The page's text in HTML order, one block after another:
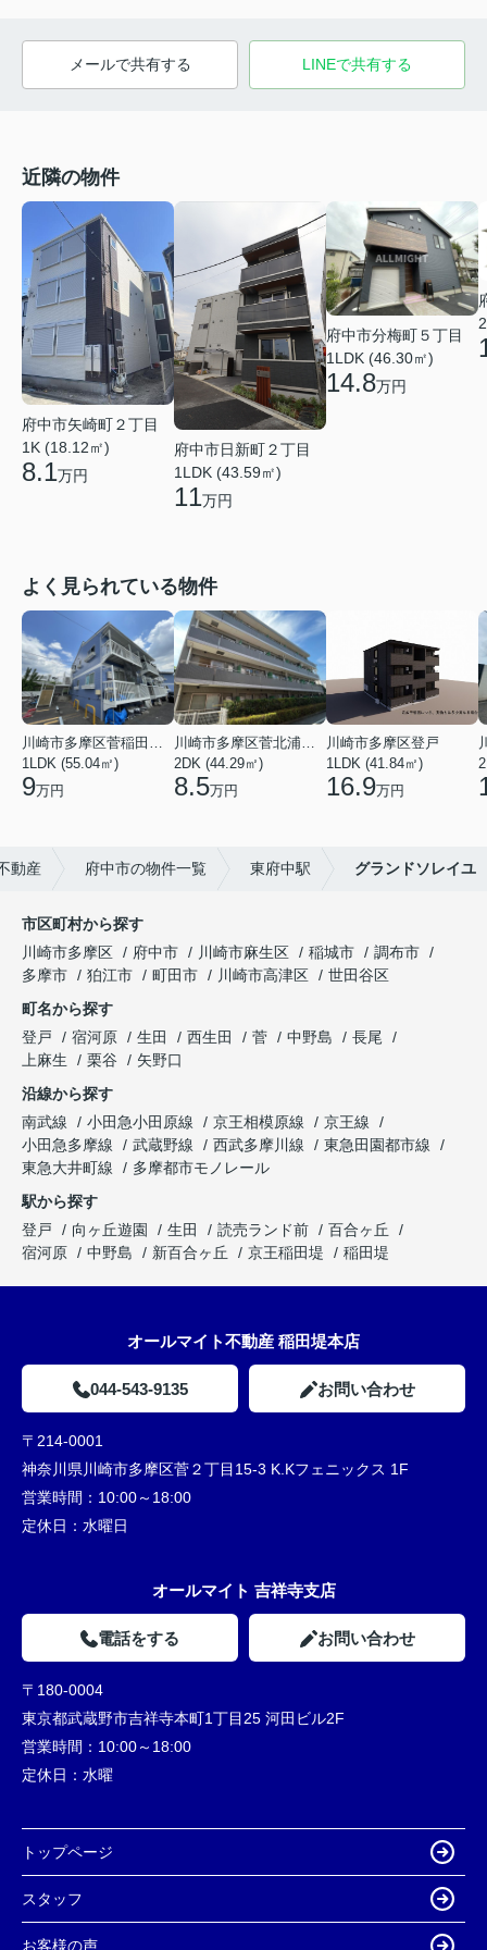
メールで共有する LINEで共有する
近隣の物件
府中市矢崎町２丁目
1K (18.12㎡)
8.1万円
府中市日新町２丁目
1LDK (43.59㎡)
11万円
府中市分梅町５丁目
1LDK (46.30㎡)
14.8万円
よく見られている物件
川崎市多摩区菅稲田堤２丁目
1LDK (55.04㎡)
9万円
川崎市多摩区菅北浦２丁目
2DK (44.29㎡)
8.5万円
川崎市多摩区登戸
1LDK (41.84㎡)
16.9万円
動産 府中市の物件一覧 東府中駅 グランドソレイユ
市区町村から探す
川崎市多摩区
府中市 川崎市麻生区 稲城市
調布市
多摩市
狛江市 町田市 川崎市高津区
世田谷区
町名から探す
登戸
宿河原 生田 西生田 菅 中野島
長尾
上麻生
栗谷
矢野口
沿線から探す
南武線
小田急小田原線 京王相模原線
京王線
小田急多摩線
武蔵野線 西武多摩川線
東急田園都市線
東急大井町線
多摩都市モノレール
駅から探す
登戸
向ヶ丘遊園 生田 読売ランド前
百合ヶ丘
宿河原
中野島 新百合ヶ丘 京王稲田堤 稲田堤
オールマイト不動産 稲田堤本店
044-543-9135 お問い合わせ
〒214-0001
神奈川県川崎市多摩区菅２丁目15-3 K.Kフェニックス 1F
営業時間： 10:00～18:00
定休日： 水曜日
オールマイト 吉祥寺支店
電話をする お問い合わせ
〒180-0004
東京都武蔵野市吉祥寺本町1丁目25 河田ビル2F
営業時間： 10:00～18:00
定休日： 水曜
トップページ
スタッフ
お客様の声